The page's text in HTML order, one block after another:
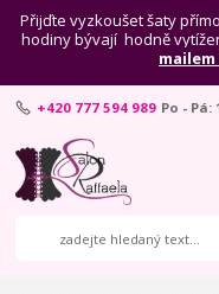
Přijďte vyzkoušet šaty
hodiny bývají hodně
+420 777 594 989 Po - Pá: